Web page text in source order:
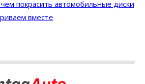
чем покрасить автомобильные диски
вместе